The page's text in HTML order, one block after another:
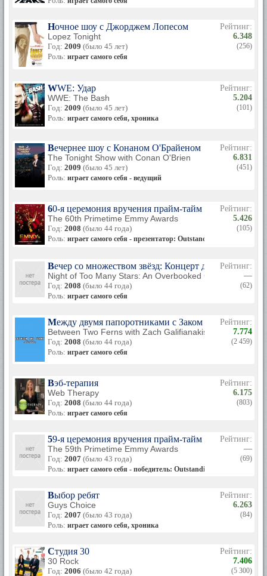
Ночное шоу с Джорджем Лопесом
Lopez Tonight
Год: 2009 (было 45 лет)
Роль: играет самого себя
Рейтинг:
6.348
(256)
WWE: Удар
WWE: The Bash
Год: 2009 (было 45 лет)
Роль: играет самого себя, хроника
Рейтинг:
5.204
(101)
Вечернее шоу с Конаном О'Брайеном
The Tonight Show with Conan O'Brien
Год: 2009 (было 45 лет)
Роль: играет самого себя - ведущий
Рейтинг:
6.831
(451)
60-я церемония вручения прайм-тайм премии
The 60th Primetime Emmy Awards
Год: 2008 (было 44 года)
Роль: играет самого себя - презентатор: Outstanding Supporting
Рейтинг:
5.426
(105)
Вечер со множеством звёзд: Концерт для больных
Night of Too Many Stars: An Overbooked Concert for
Год: 2008 (было 44 года)
Роль: играет самого себя
Рейтинг:
—
(62)
Между двумя папоротниками с Заком
Between Two Ferns with Zach Galifianakis
Год: 2008 (было 44 года)
Роль: играет самого себя
Рейтинг:
7.774
(2 459)
Вэб-терапия
Web Therapy
Год: 2008 (было 44 года)
Роль: играет самого себя
Рейтинг:
6.175
(803)
59-я церемония вручения прайм-тайм премии
The 59th Primetime Emmy Awards
Год: 2007 (было 43 года)
Роль: играет самого себя - победитель: Outstanding Writing for a
Рейтинг:
—
(69)
Выбор ребят
Guys Choice
Год: 2007 (было 43 года)
Роль: играет самого себя, хроника
Рейтинг:
6.263
(84)
Студия 30
30 Rock
Год: 2006 (было 42 года)
Рейтинг:
7.406
(5 300)